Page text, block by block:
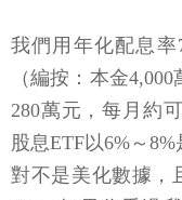
我們用年化配息
（編按：本金
280萬元，每月約
股息ETF以6%～
對不是美化數據，